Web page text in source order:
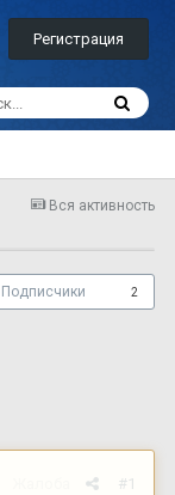
Регистрация
Вся активность
Подписчики 2
#1